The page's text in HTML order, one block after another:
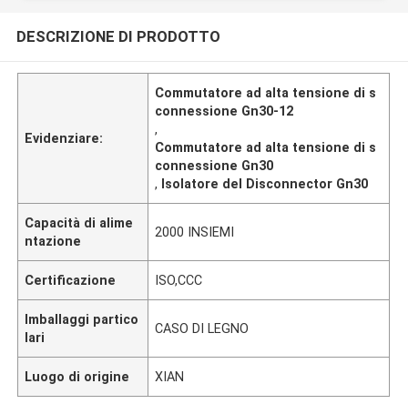
DESCRIZIONE DI PRODOTTO
Evidenziare:
Commutatore ad alta tensione di s
connessione Gn30-12
,
Commutatore ad alta tensione di s
connessione Gn30
, Isolatore del Disconnector Gn30
Capacità di alime
ntazione
2000 INSIEMI
Certificazione ISO,CCC
Imballaggi partico
lari
CASO DI LEGNO
Luogo di origine XIAN